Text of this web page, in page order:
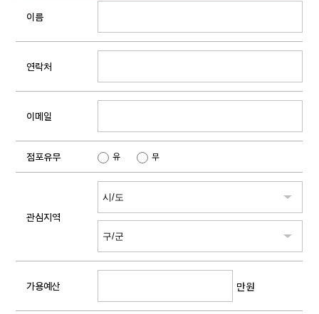
이름
연락처
이메일
점포유무 유 무
관심지역
가용예산 만원